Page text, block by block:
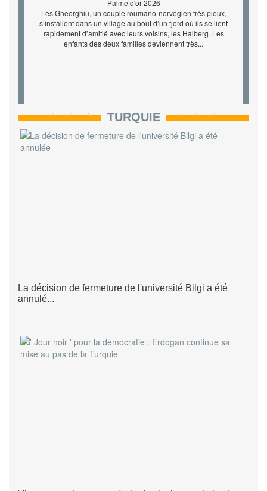
Réalisateur mondialement célèbre, Esteban Martínez revient
en Espagne pour tourner son nouveau film. Il en offre le rôle
principal à une jeune actrice inconnue : sa fille, qu’il n’a pas
vue depuis treize ans. La jeune femme accepte cette incroy...
TURQUIE
La décision de fermeture de l'université Bilgi a été
annulé...